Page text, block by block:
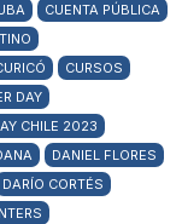
CUENTA PÚBLICA
CURSOS
DAY
CHILE 2023
DANIEL FLORES
DARÍO CORTÉS